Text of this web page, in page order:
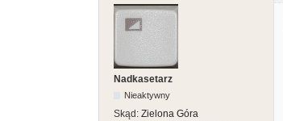
Nadkasetarz
Nieaktywny
Skąd: Zielona Góra